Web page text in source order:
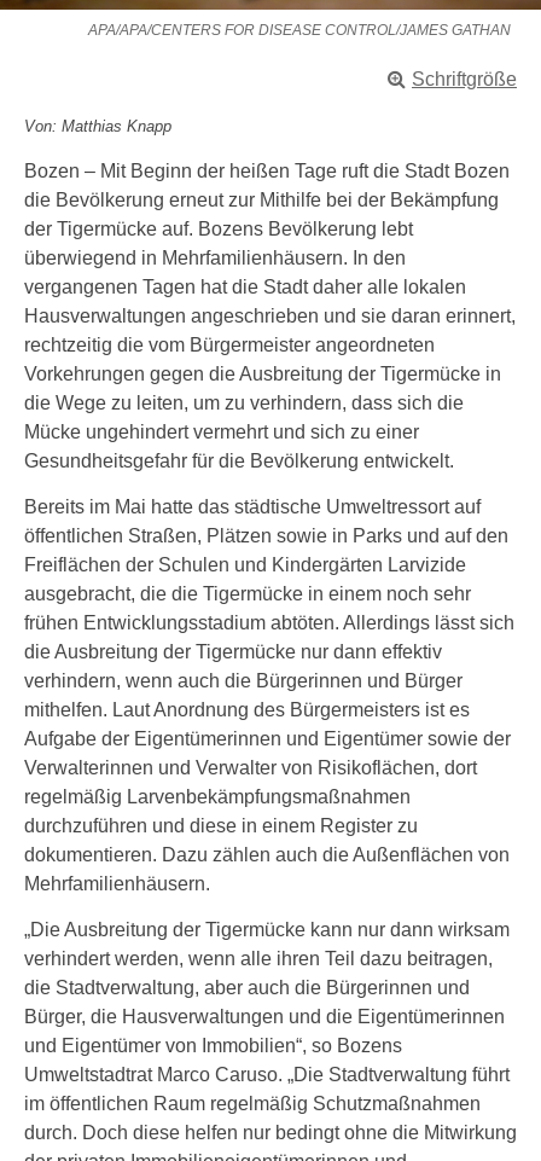
APA/APA/CENTERS FOR DISEASE CONTROL/JAMES GATHAN
Schriftgröße
Von: Matthias Knapp
Bozen – Mit Beginn der heißen Tage ruft die Stadt Bozen
die Bevölkerung erneut zur Mithilfe bei der Bekämpfung
der Tigermücke auf. Bozens Bevölkerung lebt
überwiegend in Mehrfamilienhäusern. In den
vergangenen Tagen hat die Stadt daher alle lokalen
Hausverwaltungen angeschrieben und sie daran erinnert,
rechtzeitig die vom Bürgermeister angeordneten
Vorkehrungen gegen die Ausbreitung der Tigermücke in
die Wege zu leiten, um zu verhindern, dass sich die
Mücke ungehindert vermehrt und sich zu einer
Gesundheitsgefahr für die Bevölkerung entwickelt.
Bereits im Mai hatte das städtische Umweltressort auf
öffentlichen Straßen, Plätzen sowie in Parks und auf den
Freiflächen der Schulen und Kindergärten Larvizide
ausgebracht, die die Tigermücke in einem noch sehr
frühen Entwicklungsstadium abtöten. Allerdings lässt sich
die Ausbreitung der Tigermücke nur dann effektiv
verhindern, wenn auch die Bürgerinnen und Bürger
mithelfen. Laut Anordnung des Bürgermeisters ist es
Aufgabe der Eigentümerinnen und Eigentümer sowie der
Verwalterinnen und Verwalter von Risikoflächen, dort
regelmäßig Larvenbekämpfungsmaßnahmen
durchzuführen und diese in einem Register zu
dokumentieren. Dazu zählen auch die Außenflächen von
Mehrfamilienhäusern.
„Die Ausbreitung der Tigermücke kann nur dann wirksam
verhindert werden, wenn alle ihren Teil dazu beitragen,
die Stadtverwaltung, aber auch die Bürgerinnen und
Bürger, die Hausverwaltungen und die Eigentümerinnen
und Eigentümer von Immobilien“, so Bozens
Umweltstadtrat Marco Caruso. „Die Stadtverwaltung führt
im öffentlichen Raum regelmäßig Schutzmaßnahmen
durch. Doch diese helfen nur bedingt ohne die Mitwirkung